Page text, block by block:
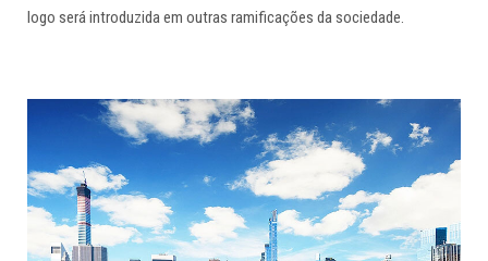
logo será introduzida em outras ramificações da sociedade.